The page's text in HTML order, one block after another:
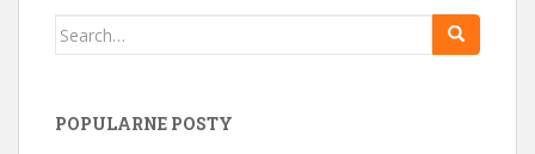
Search for:
POPULARNE POSTY